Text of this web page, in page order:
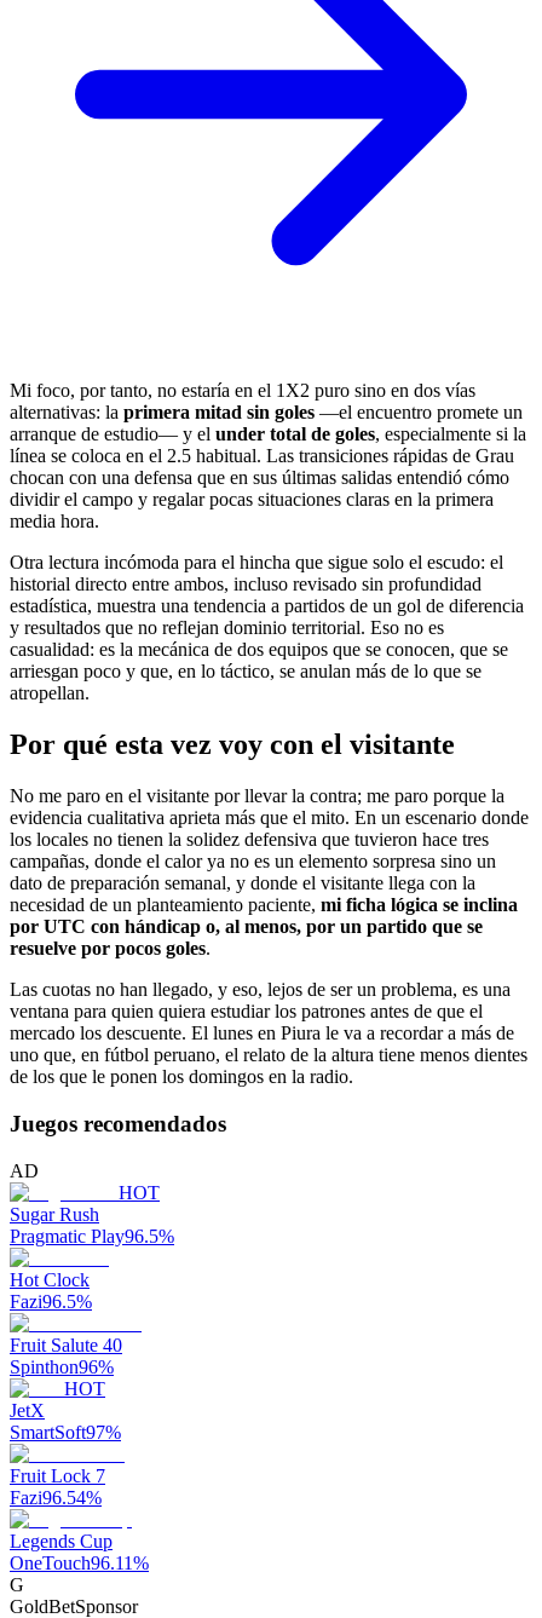
Mi foco, por tanto, no estaría en el 1X2 puro sino en dos vías
alternativas: la primera mitad sin goles —el encuentro promete un
arranque de estudio— y el under total de goles, especialmente si la
línea se coloca en el 2.5 habitual. Las transiciones rápidas de Grau
chocan con una defensa que en sus últimas salidas entendió cómo
dividir el campo y regalar pocas situaciones claras en la primera
media hora.
Otra lectura incómoda para el hincha que sigue solo el escudo: el
historial directo entre ambos, incluso revisado sin profundidad
estadística, muestra una tendencia a partidos de un gol de diferencia
y resultados que no reflejan dominio territorial. Eso no es
casualidad: es la mecánica de dos equipos que se conocen, que se
arriesgan poco y que, en lo táctico, se anulan más de lo que se
atropellan.
Por qué esta vez voy con el visitante
No me paro en el visitante por llevar la contra; me paro porque la
evidencia cualitativa aprieta más que el mito. En un escenario donde
los locales no tienen la solidez defensiva que tuvieron hace tres
campañas, donde el calor ya no es un elemento sorpresa sino un
dato de preparación semanal, y donde el visitante llega con la
necesidad de un planteamiento paciente, mi ficha lógica se inclina
por UTC con hándicap o, al menos, por un partido que se
resuelve por pocos goles.
Las cuotas no han llegado, y eso, lejos de ser un problema, es una
ventana para quien quiera estudiar los patrones antes de que el
mercado los descuente. El lunes en Piura le va a recordar a más de
uno que, en fútbol peruano, el relato de la altura tiene menos dientes
de los que le ponen los domingos en la radio.
Juegos recomendados
AD
HOT
Sugar Rush
Pragmatic Play96.5%
Hot Clock
Fazi96.5%
Fruit Salute 40
Spinthon96%
HOT
JetX
SmartSoft97%
Fruit Lock 7
Fazi96.54%
Legends Cup
OneTouch96.11%
G
GoldBetSponsor